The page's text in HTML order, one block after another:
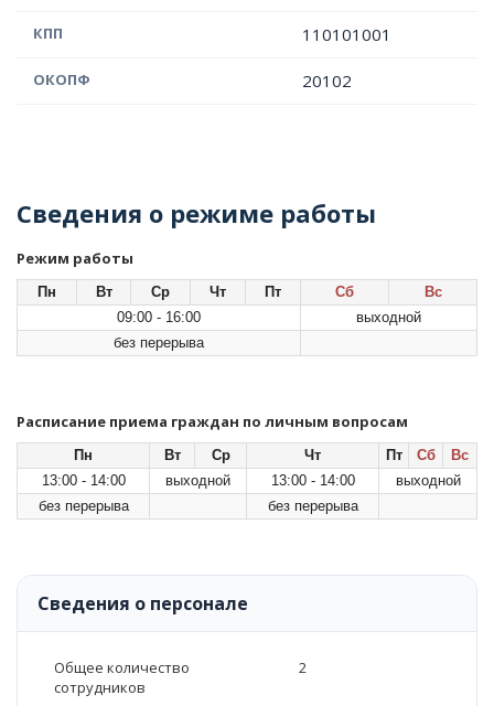
КПП 110101001
ОКОПФ 20102
Сведения о режиме работы
Режим работы
Пн Вт Ср Чт Пт Сб
Вс
09:00 - 16:00
выходной
без перерыва
Расписание приема граждан по личным вопросам
Пн Вт Ср Чт Пт Сб
Вс
13:00 - 14:00
выходной 13:00 - 14:00
выходной
без перерыва
без перерыва
Сведения о персонале
Общее количество
сотрудников
2